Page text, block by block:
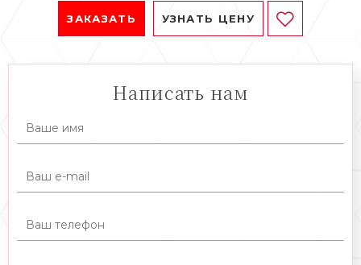
ЗАКАЗАТЬ УЗНАТЬ ЦЕНУ
Написать нам